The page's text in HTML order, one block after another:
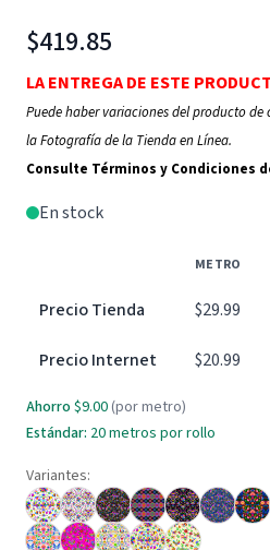
$419.85
LA ENTREGA DE ESTE
Puede haber variaciones del producto de
la Fotografía de la Tienda en Línea.
Consulte Términos y Condiciones
En stock
METRO
Precio Tienda $29.99
Precio Internet $20.99
Ahorro $9.00 (por metro)
Estándar: 20 metros por rollo
Variantes: